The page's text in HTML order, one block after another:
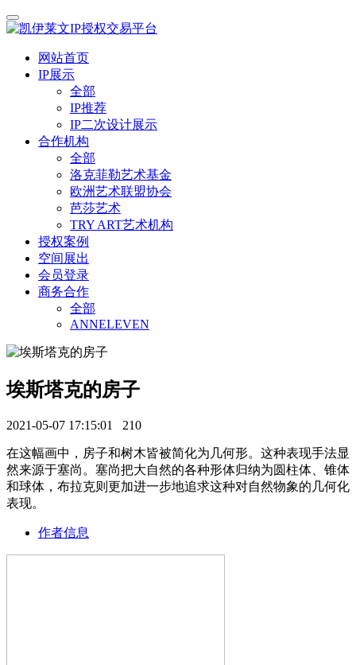
网站首页
IP展示
全部
IP推荐
IP二次设计展示
合作机构
全部
洛克菲勒艺术基金
欧洲艺术联盟协会
芭莎艺术
TRY ART艺术机构
授权案例
空间展出
会员登录
商务合作
全部
ANNELEVEN
埃斯塔克的房子
2021-05-07 17:15:01 210
在这幅画中，房子和树木皆被简化为几何形。这种表现手法显
然来源于塞尚。塞尚把大自然的各种形体归纳为圆柱体、锥体
和球体，布拉克则更加进一步地追求这种对自然物象的几何化
表现。
作者信息